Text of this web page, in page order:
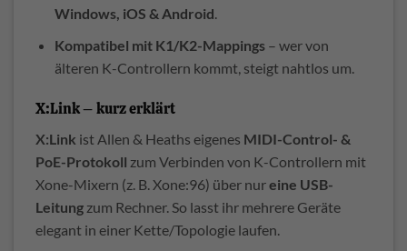
Windows, iOS & Android.
Kompatibel mit K1/K2-Mappings– wer von
älteren K-Controllern kommt, steigt nahtlos um.
X:Link – kurz erklärt
X:Link ist Allen & Heaths eigenes MIDI-Control- &
PoE-Protokoll zum Verbinden von K-Controllern mit
Xone-Mixern (z. B. Xone:96) über nureine USB-
Leitung zum Rechner. So lasst ihr mehrere Geräte
elegant in einer Kette/Topologie laufen.